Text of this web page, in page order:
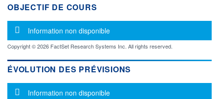
0,0849
350
VALORISATION
LIMITE À LA
BAISSE
0,0000
LIMITE À LA
HAUSSE
0,0000
OBJECTIF DE COURS
Message d'information
Information non disponible
Copyright © 2026 FactSet Research Systems Inc. All rights reserved.
ÉVOLUTION DES PRÉVISIONS
Message d'information
Information non disponible